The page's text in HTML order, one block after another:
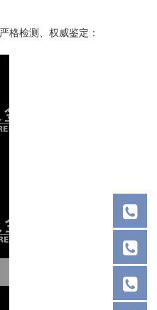
格检测、权威鉴定：